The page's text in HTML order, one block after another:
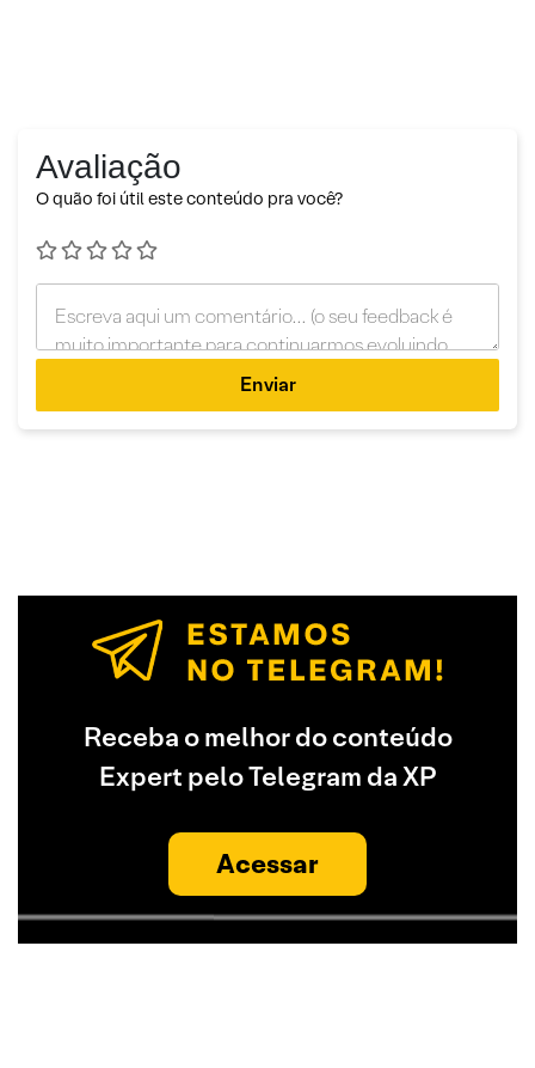
Avaliação
O quão foi útil este conteúdo pra você?
Enviar
Receba o melhor do conteúdo
Expert pelo Telegram da XP
Acessar